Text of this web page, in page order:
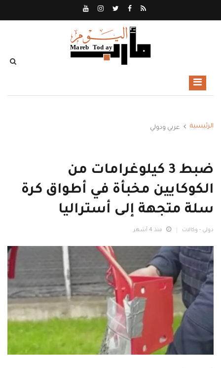
الرئيسية عربي ودولي
ضبط 3 كيلوغرامات من
الكوكايين مخبأة في أطواق كرة
سلة متجهة إلى أستراليا
دولي - وكالات منذ 4 أشهر